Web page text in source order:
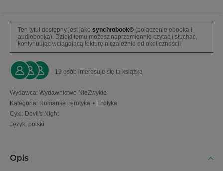
Ten tytuł dostępny jest jako synchrobook® (połączenie ebooka i
audiobooka). Dzięki temu możesz naprzemiennie czytać i słuchać,
kontynuując wciągającą lekturę niezależnie od okoliczności!
19 osób interesuje się tą książką
Wydawca: Wydawnictwo NieZwykłe
Kategoria: Romanse i erotyka • Erotyka
Cykl : Devil's Night
Język: polski
Opis